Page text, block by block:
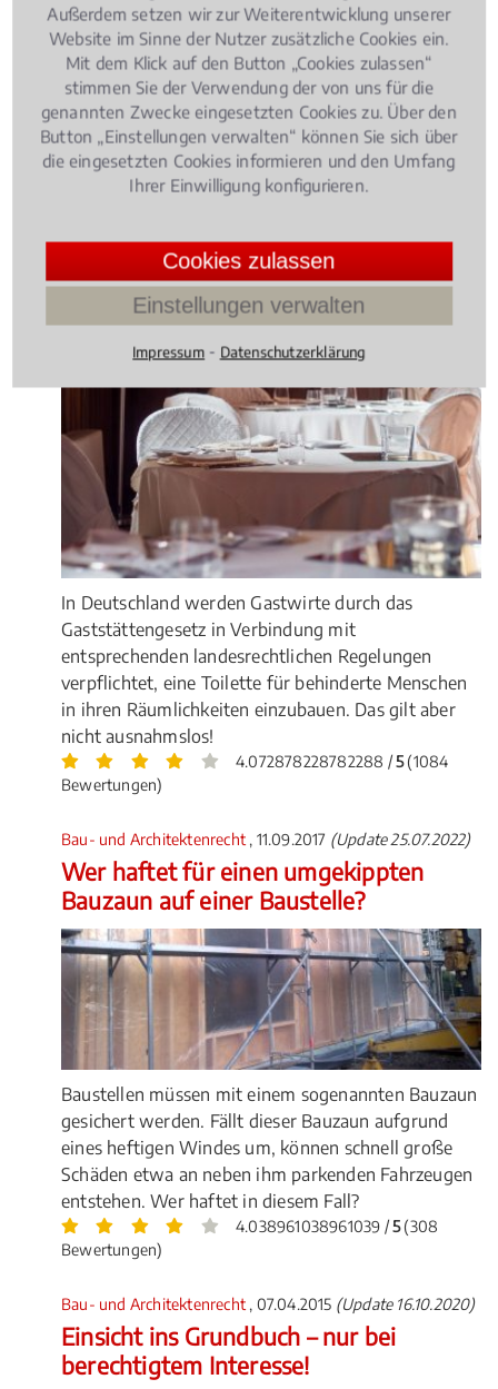
"Fachanwalt" erwerben.
Rechtsbeiträge zu Privates
Baurecht
Wann sind Behindertentoiletten in der
Gastronomie Pflicht?
In Deutschland werden Gastwirte durch das
Gaststättengesetz in Verbindung mit
entsprechenden landesrechtlichen Regelungen
verpflichtet, eine Toilette für behinderte Menschen
in ihren Räumlichkeiten einzubauen. Das gilt aber
nicht ausnahmslos!
4.072878228782288 /5(1084
Bewertungen)
Bau- und Architektenrecht , 11.09.2017 (Update 25.07.2022)
Wer haftet für einen umgekippten
Bauzaun auf einer Baustelle?
Baustellen müssen mit einem sogenannten Bauzaun
gesichert werden. Fällt dieser Bauzaun aufgrund
eines heftigen Windes um, können schnell große
Schäden etwa an neben ihm parkenden Fahrzeugen
entstehen. Wer haftet in diesem Fall?
4.038961038961039 /5(308
Bewertungen)
Bau- und Architektenrecht , 07.04.2015 (Update 16.10.2020)
Einsicht ins Grundbuch – nur bei
berechtigtem Interesse!
Außerdem setzen wir zur Weiterentwicklung unserer
Website im Sinne der Nutzer zusätzliche Cookies ein.
Mit dem Klick auf den Button „Cookies zulassen“
stimmen Sie der Verwendung der von uns für die
genannten Zwecke eingesetzten Cookies zu. Über den
Button „Einstellungen verwalten“ können Sie sich über
die eingesetzten Cookies informieren und den Umfang
Ihrer Einwilligung konfigurieren.
Cookies zulassen
Einstellungen verwalten
Impressum ⁃ Datenschutzerklärung